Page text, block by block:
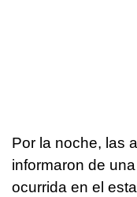
Por la noche, las
informaron de una
ocurrida en el